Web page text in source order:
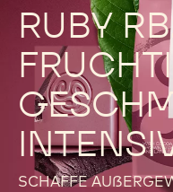
RUBY
SCHAFFE